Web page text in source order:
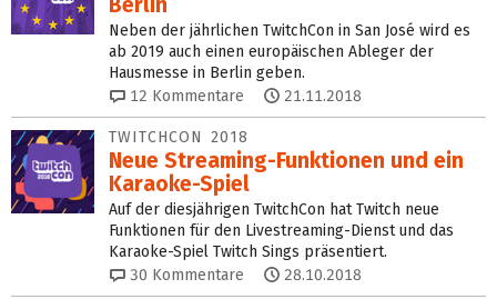
Neben der jährlichen TwitchCon in San José wird es
ab 2019 auch einen europäischen Ableger der
Hausmesse in Berlin geben.
12 Kommentare 21.11.2018
TWITCHCON 2018
Neue Streaming-Funktionen und ein
Karaoke-Spiel
Auf der diesjährigen TwitchCon hat Twitch neue
Funktionen für den Livestreaming-Dienst und das
Karaoke-Spiel Twitch Sings präsentiert.
30 Kommentare 28.10.2018